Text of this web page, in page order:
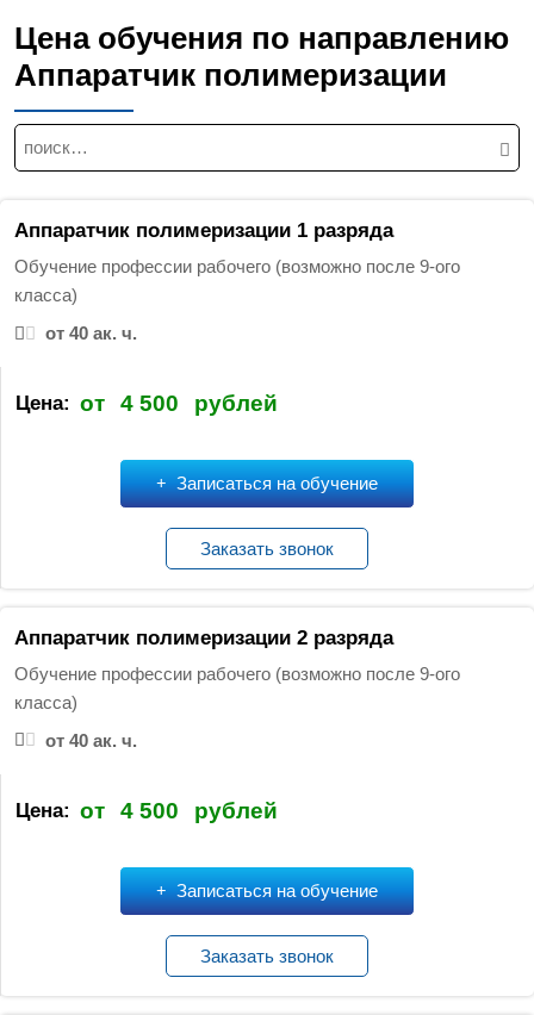
Цена обучения по направлению
Аппаратчик полимеризации
Н
а
т
Аппаратчик полимеризации 1 разряда
Обучение профессии рабочего (возможно после 9-ого
класса)
от 40 ак. ч.
Цена: от 4 500 рублей
Записаться на обучение
Заказать звонок
Аппаратчик полимеризации 2 разряда
Обучение профессии рабочего (возможно после 9-ого
класса)
от 40 ак. ч.
Цена: от 4 500 рублей
Записаться на обучение
Заказать звонок